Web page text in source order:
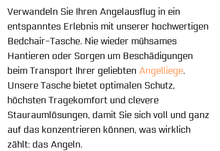
Verwandeln Sie Ihren Angelausflug in ein
entspanntes Erlebnis mit unserer hochwertigen
Bedchair-Tasche. Nie wieder mühsames
Hantieren oder Sorgen um Beschädigungen
beim Transport Ihrer geliebten Angelliege.
Unsere Tasche bietet optimalen Schutz,
höchsten Tragekomfort und clevere
Stauraumlösungen, damit Sie sich voll und ganz
auf das konzentrieren können, was wirklich
zählt: das Angeln.